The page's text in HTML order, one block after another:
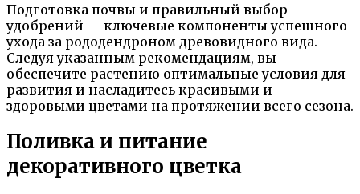
Подготовка почвы и правильный выбор
удобрений — ключевые компоненты успешного
ухода за рододендроном древовидного вида.
Следуя указанным рекомендациям, вы
обеспечите растению оптимальные условия для
развития и насладитесь красивыми и
здоровыми цветами на протяжении всего сезона.
Поливка и питание
декоративного цветка